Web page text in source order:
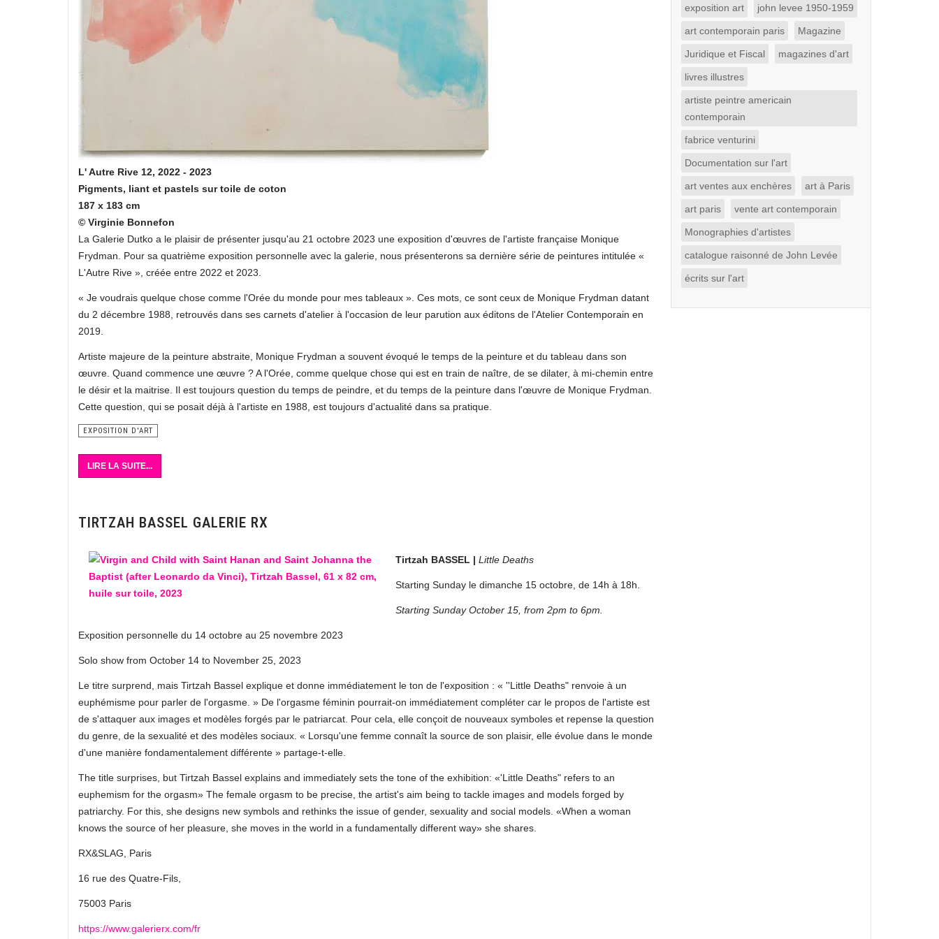
L' Autre Rive 12, 2022 - 2023
Pigments, liant et pastels sur toile de coton
187 x 183 cm
© Virginie Bonnefon
La Galerie Dutko a le plaisir de présenter jusqu'au 21 octobre 2023 une exposition d'œuvres de l'artiste française Monique
Frydman. Pour sa quatrième exposition personnelle avec la galerie, nous présenterons sa dernière série de peintures intitulée «
L'Autre Rive », créée entre 2022 et 2023.
« Je voudrais quelque chose comme l'Orée du monde pour mes tableaux ». Ces mots, ce sont ceux de Monique Frydman datant
du 2 décembre 1988, retrouvés dans ses carnets d'atelier à l'occasion de leur parution aux éditons de l'Atelier Contemporain en
2019.
Artiste majeure de la peinture abstraite, Monique Frydman a souvent évoqué le temps de la peinture et du tableau dans son
œuvre. Quand commence une œuvre ? A l'Orée, comme quelque chose qui est en train de naître, de se dilater, à mi-chemin entre
le désir et la maitrise. Il est toujours question du temps de peindre, et du temps de la peinture dans l'œuvre de Monique Frydman.
Cette question, qui se posait déjà à l'artiste en 1988, est toujours d'actualité dans sa pratique.
EXPOSITION D'ART
LIRE LA SUITE...
TIRTZAH BASSEL GALERIE RX
Tirtzah BASSEL | Little Deaths
Starting Sunday le dimanche 15 octobre, de 14h à 18h.
Starting Sunday October 15, from 2pm to 6pm.
Exposition personnelle du 14 octobre au 25 novembre 2023
Solo show from October 14 to November 25, 2023
Le titre surprend, mais Tirtzah Bassel explique et donne immédiatement le ton de l'exposition : « ''Little Deaths" renvoie à un
euphémisme pour parler de l'orgasme. » De l'orgasme féminin pourrait-on immédiatement compléter car le propos de l'artiste est
de s'attaquer aux images et modèles forgés par le patriarcat. Pour cela, elle conçoit de nouveaux symboles et repense la question
du genre, de la sexualité et des modèles sociaux. « Lorsqu'une femme connaît la source de son plaisir, elle évolue dans le monde
d'une manière fondamentalement différente » partage-t-elle.
The title surprises, but Tirtzah Bassel explains and immediately sets the tone of the exhibition: «'Little Deaths" refers to an
euphemism for the orgasm» The female orgasm to be precise, the artist's aim being to tackle images and models forged by
patriarchy. For this, she designs new symbols and rethinks the issue of gender, sexuality and social models. «When a woman
knows the source of her pleasure, she moves in the world in a fundamentally different way» she shares.
RX&SLAG, Paris
16 rue des Quatre-Fils,
75003 Paris
https://www.galerierx.com/fr
exposition art john levee 1950-1959
art contemporain paris Magazine
Juridique et Fiscal magazines d'art
livres illustres
artiste peintre americain
contemporain
fabrice venturini
Documentation sur l'art
art ventes aux enchères art à Paris
art paris vente art contemporain
Monographies d'artistes
catalogue raisonné de John Levée
écrits sur l'art